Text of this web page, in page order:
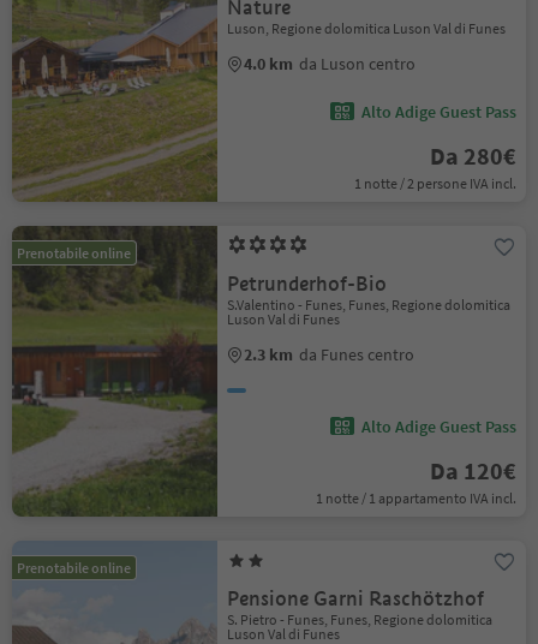
Nature
Luson, Regione dolomitica Luson Val di Funes
4.0 km da Luson centro
Alto Adige Guest Pass
Da 280€
1 notte / 2 persone IVA incl.
Prenotabile online
Petrunderhof-Bio
S.Valentino - Funes, Funes, Regione dolomitica
Luson Val di Funes
2.3 km da Funes centro
Alto Adige Guest Pass
Da 120€
1 notte / 1 appartamento IVA incl.
Prenotabile online
Pensione Garni Raschötzhof
S. Pietro - Funes, Funes, Regione dolomitica
Luson Val di Funes